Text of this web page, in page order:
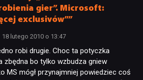
gier”. Microsoft:
exclusivów””
18 lutego 2010 o 13:47
robi drugie. Choc ta potyczka
zbędna bo tylko wzbudza gniew
MS mógł przynajmniej powiedziec coś